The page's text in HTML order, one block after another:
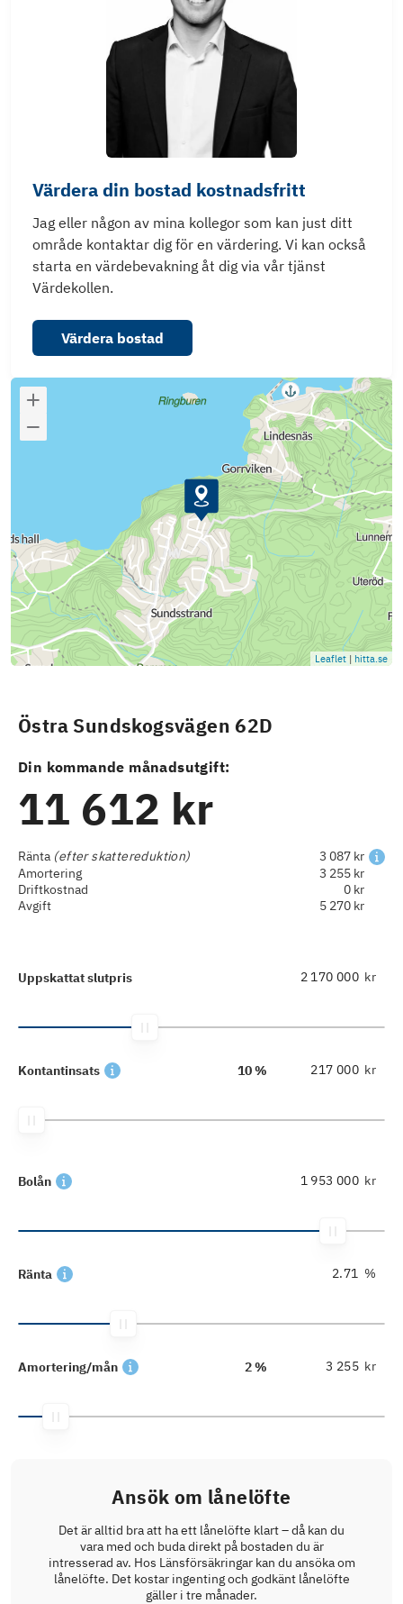
Värdera din bostad kostnadsfritt
Jag eller någon av mina kollegor som kan just ditt
område kontaktar dig för en värdering. Vi kan också
starta en värdebevakning åt dig via vår tjänst
Värdekollen.
Värdera bostad
Leaflet | hitta.se
Östra Sundskogsvägen 62D
Din kommande månadsutgift:
11 612 kr
Ränta (efter skattereduktion)
3 087 kr
Amortering
3 255 kr
Driftkostnad
0 kr
Avgift
5 270 kr
Uppskattat slutpris kr
Kontantinsats 10 % kr
Bolån kr
Ränta %
Amortering/mån 2 % kr
Ansök om lånelöfte
Det är alltid bra att ha ett lånelöfte klart – då kan du
vara med och buda direkt på bostaden du är
intresserad av. Hos Länsförsäkringar kan du ansöka om
lånelöfte. Det kostar ingenting och godkänt lånelöfte
gäller i tre månader.